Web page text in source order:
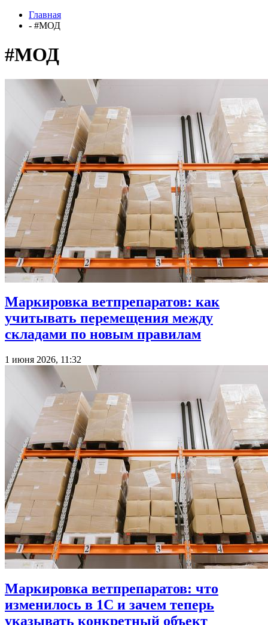
Главная
- #МОД
#МОД
Маркировка ветпрепаратов: как
учитывать перемещения между
складами по новым правилам
1 июня 2026, 11:32
Маркировка ветпрепаратов: что
изменилось в 1С и зачем теперь
указывать конкретный объект